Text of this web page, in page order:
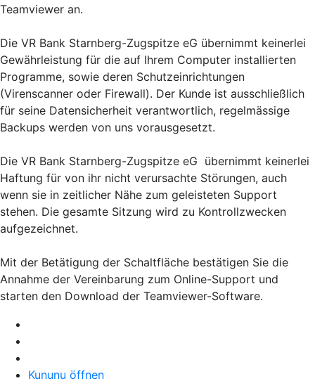
Teamviewer an.
Die VR Bank Starnberg-Zugspitze eG übernimmt keinerlei
Gewährleistung für die auf Ihrem Computer installierten
Programme, sowie deren Schutzeinrichtungen
(Virenscanner oder Firewall). Der Kunde ist ausschließlich
für seine Datensicherheit verantwortlich, regelmässige
Backups werden von uns vorausgesetzt.
Die VR Bank Starnberg-Zugspitze eG übernimmt keinerlei
Haftung für von ihr nicht verursachte Störungen, auch
wenn sie in zeitlicher Nähe zum geleisteten Support
stehen. Die gesamte Sitzung wird zu Kontrollzwecken
aufgezeichnet.
Mit der Betätigung der Schaltfläche bestätigen Sie die
Annahme der Vereinbarung zum Online-Support und
starten den Download der Teamviewer-Software.
Kununu öffnen